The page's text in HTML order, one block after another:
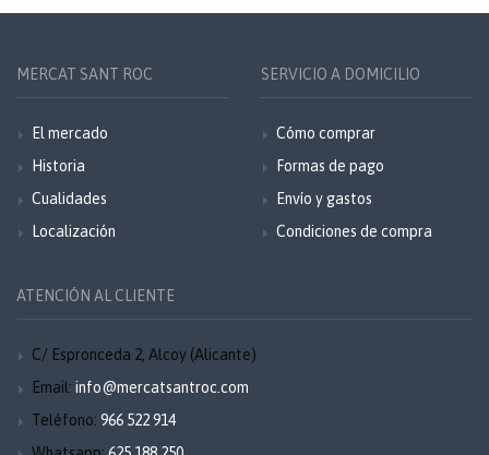
MERCAT SANT ROC
El mercado
Historia
Cualidades
Localización
SERVICIO A DOMICILIO
Cómo comprar
Formas de pago
Envío y gastos
Condiciones de compra
ATENCIÓN AL CLIENTE
C/ Espronceda 2, Alcoy (Alicante)
Email: info@mercatsantroc.com
Teléfono: 966 522 914